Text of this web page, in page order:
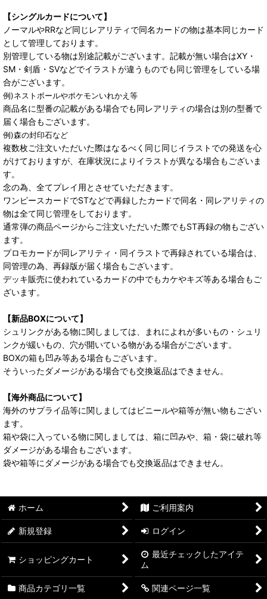
【シングルカードについて】
ノーマルやRRなど同じレアリティで同名カードの物は基本同じカード
として管理しております。
別管理している物は別途記載がございます。記載が無い場合はXY・
SM・剣盾・SVなどでイラストが違うものでも同じ管理をしている場
合がございます。
例)ネストボールやポケモンいれかえ等
商品名に型番の記載がある場合でも同レアリティの場合は別の型番で
届く場合もございます。
例)森の封印石など
複数枚ご注文いただいた際はなるべく同じ同じイラストでの発送を心
がけておりますが、在庫状況によりイラストが異なる場合もございま
す。
念の為、全てプレイ用とさせていただきます。
ワンピースカードでSTなどで再録したカードで同名・同レアリティの
物は全て同じ管理をしております。
通常弾の商品ページからご注文いただいた際でもST再録の物もござい
ます。
プロモカードが同レアリティ・同イラストで再録されている場合は、
同管理の為、再録版が届く場合もございます。
デッキ販売に使われているカードの中でもカケやキズ等ある場合もご
ざいます。
【新品BOXについて】
シュリンクがある物に関しましては、まれによれが多いもの・シュリ
ンクが緩いもの、穴が開いている物がある場合がございます。
BOXの箱も凹み等ある場合もございます。
そういったダメージがある場合でも交換返品はできません。
【海外商品について】
海外のサプライ品等に関しましてはビニールや箱等が無い物もござい
ます。
箱や袋に入っている物に関しましては、箱に凹みや、箱・袋に破れ等
ダメージがある場合もございます。
袋や箱等にダメージがある場合でも交換返品はできません。
ホーム ご利用案内
新規登録 ログイン
ショッピングカート
最近チェックしたアイテ
ム
商品カテゴリ一覧 関連ページ一覧